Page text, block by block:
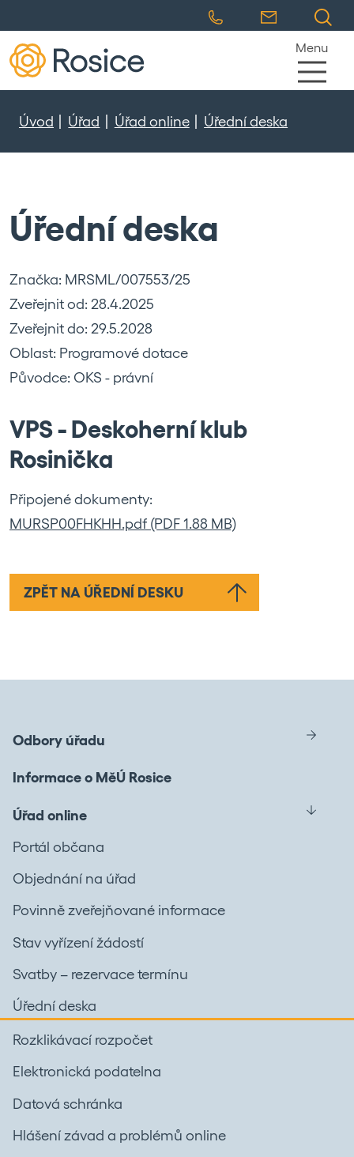
Menu
Úvod Úřad Úřad online Úřední deska
Úřední deska
Značka: MRSML/007553/25
Zveřejnit od: 28.4.2025
Zveřejnit do: 29.5.2028
Oblast: Programové dotace
Původce: OKS - právní
VPS - Deskoherní klub
Rosinička
Připojené dokumenty:
MURSP00FHKHH.pdf (PDF 1.88 MB)
ZPĚT NA ÚŘEDNÍ DESKU
Odbory úřadu
Informace o MěÚ Rosice
Úřad online
Portál občana
Objednání na úřad
Povinně zveřejňované informace
Stav vyřízení žádostí
Svatby – rezervace termínu
Úřední deska
Rozklikávací rozpočet
Elektronická podatelna
Datová schránka
Hlášení závad a problémů online